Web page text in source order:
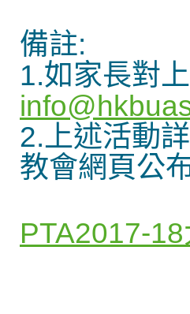
備註:
1.如家長對
2.上述活動
教會網頁公
PTA2017-